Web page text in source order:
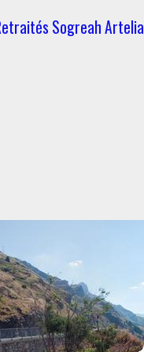
Sogreah Artelia